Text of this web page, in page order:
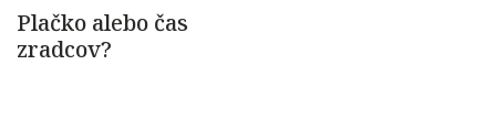
Plačko alebo čas
zradcov?